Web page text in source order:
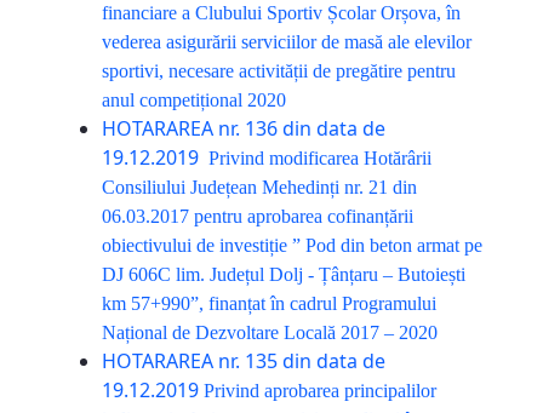
financiare a Clubului Sportiv Școlar Orșova, în
vederea asigurării serviciilor de masă ale elevilor
sportivi, necesare activității de pregătire pentru
anul competițional 2020
HOTARAREA nr. 136 din data de
19.12.2019 Privind modificarea Hotărârii
Consiliului Județean Mehedinți nr. 21 din
06.03.2017 pentru aprobarea cofinanțării
obiectivului de investiție ” Pod din beton armat pe
DJ 606C lim. Județul Dolj - Țânțaru – Butoiești
km 57+990”, finanțat în cadrul Programului
Național de Dezvoltare Locală 2017 – 2020
HOTARAREA nr. 135 din data de
19.12.2019 Privind aprobarea principalilor